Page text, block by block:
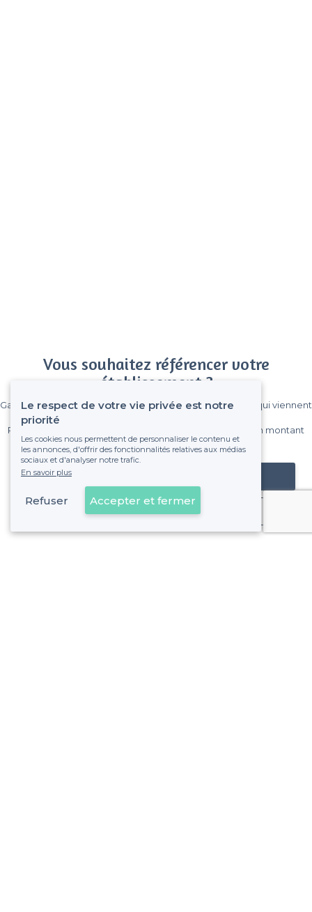
Vous souhaitez référencer votre
établissement ?
Gagnez de nombreux clients parmi le million de visiteurs qui viennent
Pas de commissions et sans engagement, vous payez un montant
fixe sans risque de voir déraper la facture.
Référencer mon établissement
Déjà client
Le respect de votre vie privée est notre
priorité
Les cookies nous permettent de personnaliser le contenu et
les annonces, d'offrir des fonctionnalités relatives aux médias
sociaux et d'analyser notre trafic.
En savoir plus
Refuser Accepter et fermer